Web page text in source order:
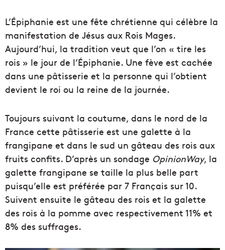
L’Épiphanie est une fête chrétienne qui célèbre la
manifestation de Jésus aux Rois Mages.
Aujourd’hui, la tradition veut que l’on « tire les
rois » le jour de l’Épiphanie. Une fève est cachée
dans une pâtisserie et la personne qui l’obtient
devient le roi ou la reine de la journée.
Toujours suivant la coutume, dans le nord de la
France cette pâtisserie est une galette à la
frangipane et dans le sud un gâteau des rois aux
fruits confits. D’après un sondage OpinionWay, la
galette frangipane se taille la plus belle part
puisqu’elle est préférée par 7 Français sur 10.
Suivent ensuite le gâteau des rois et la galette
des rois à la pomme avec respectivement 11% et
8% des suffrages.